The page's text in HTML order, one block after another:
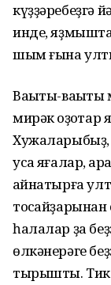
инде,
шым ғына
Ваҡыты-
мирәк
Хужаларыбыҙ,
усаҡ яғалар,
ҡайнатырға
тоҡсайҙарынан
һалалар ҙа
өлкәнерәге
тырышты. Тик